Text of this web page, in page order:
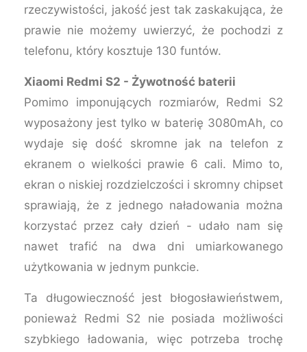
rzeczywistości, jakość jest tak zaskakująca, że
prawie nie możemy uwierzyć, że pochodzi z
telefonu, który kosztuje 130 funtów.
Xiaomi Redmi S2 - Żywotność baterii
Pomimo imponujących rozmiarów, Redmi S2
wyposażony jest tylko w baterię 3080mAh, co
wydaje się dość skromne jak na telefon z
ekranem o wielkości prawie 6 cali. Mimo to,
ekran o niskiej rozdzielczości i skromny chipset
sprawiają, że z jednego naładowania można
korzystać przez cały dzień - udało nam się
nawet trafić na dwa dni umiarkowanego
użytkowania w jednym punkcie.
Ta długowieczność jest błogosławieństwem,
ponieważ Redmi S2 nie posiada możliwości
szybkiego ładowania, więc potrzeba trochę